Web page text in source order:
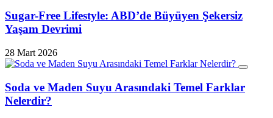
Sugar-Free Lifestyle: ABD’de Büyüyen Şekersiz
Yaşam Devrimi
28 Mart 2026
Soda ve Maden Suyu Arasındaki Temel Farklar
Nelerdir?